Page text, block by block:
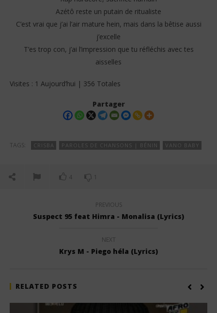
Azétô reste un putain de ritualiste
C’est vrai que j’ai l’air mature hein, mais dans la bêtise aussi
j’excelle
T’es trop con, j’ai l’impression que tu réfléchis avec tes
aisselles
Visites : 1 Aujourd’hui | 356 Totales
Partager
TAGS: CRISBA PAROLES DE CHANSONS | BÉNIN VANO BABY
4 1
PREVIOUS
Suspect 95 feat Himra - Monalisa (Lyrics)
NEXT
Krys M - Piego héla (Lyrics)
RELATED POSTS